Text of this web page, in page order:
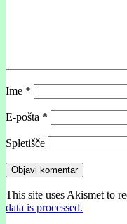
Ime *
E-pošta *
Spletišče
This site uses Akismet to
data is processed.